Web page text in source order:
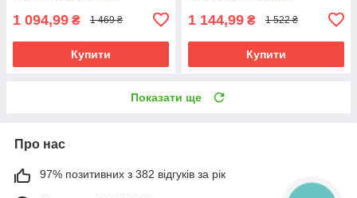
1 094,99 ₴ 1 469 ₴
Купити
1 144,99 ₴ 1 522 ₴
Купити
Показати ще
Про нас
97% позитивних з 382 відгуків за рік